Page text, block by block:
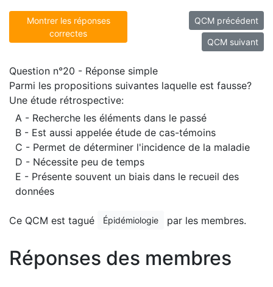
Montrer les réponses
correctes
QCM précédent
QCM suivant
Question n°20 - Réponse simple
Parmi les propositions suivantes laquelle est fausse?
Une étude rétrospective:
A - Recherche les éléments dans le passé
B - Est aussi appelée étude de cas-témoins
C - Permet de déterminer l'incidence de la maladie
D - Nécessite peu de temps
E - Présente souvent un biais dans le recueil des
données
Ce QCM est tagué Épidémiologie par les membres.
Réponses des membres